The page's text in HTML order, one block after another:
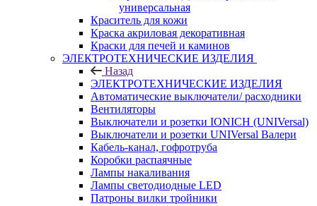
универсальная
Краситель для кожи
Краска акриловая декоративная
Краски для печей и каминов
ЭЛЕКТРОТЕХНИЧЕСКИЕ ИЗДЕЛИЯ
Назад
ЭЛЕКТРОТЕХНИЧЕСКИЕ ИЗДЕЛИЯ
Автоматические выключатели/ расходники
Вентиляторы
Выключатели и розетки IONICH (UNIVersal)
Выключатели и розетки UNIVersal Валери
Кабель-канал, гофротруба
Коробки распаячные
Лампы накаливания
Лампы светодиодные LED
Патроны вилки тройники